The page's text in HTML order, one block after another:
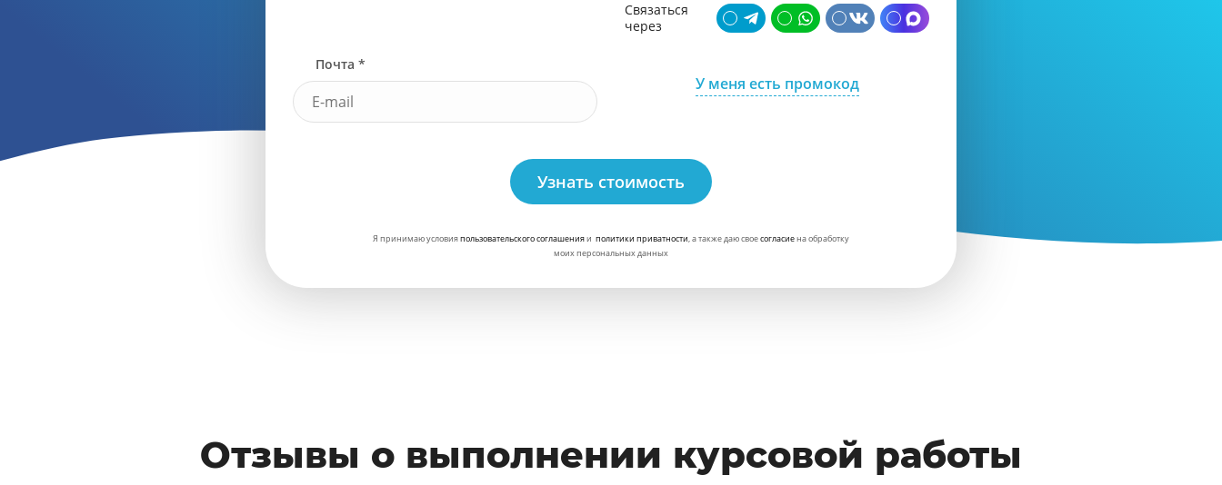
Связаться
через
Почта *
У меня есть промокод
Узнать стоимость
Я принимаю условияпользовательского соглашенияи политики приватности, а также даю своесогласиена обработку
моих персональных данных
Отзывы о выполнении курсовой работы